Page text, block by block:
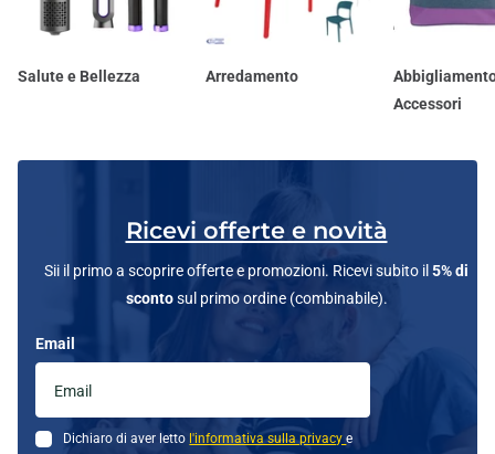
Salute e Bellezza Arredamento
Accessori
Ricevi offerte e novità
Sii il primo a scoprire offerte e promozioni. Ricevi subito il 5% di
scontosul primo ordine (combinabile).
Email
Dichiaro di aver letto l'informativa sulla privacye